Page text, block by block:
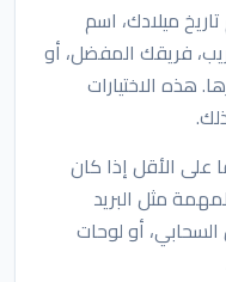
ميلادك، اسم
فريقك المفضل، أو
هذه الاختيارات
اليومية، ابدأ بطول 16 حرفا على الأقل إذا كان
مثل البريد
السحابي، أو لوحات